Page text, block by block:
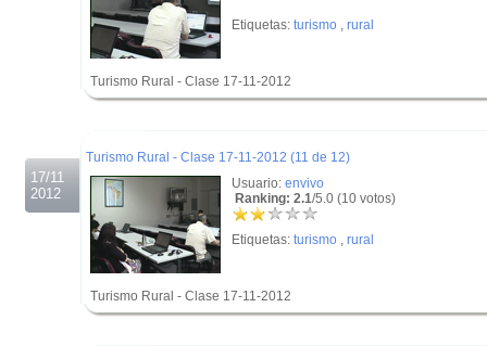
Etiquetas: turismo , rural
Turismo Rural - Clase 17-11-2012
17/11
2012
Turismo Rural - Clase 17-11-2012 (11 de 12)
Usuario: envivo
Ranking: 2.1/5.0 (10 votos)
Etiquetas: turismo , rural
Turismo Rural - Clase 17-11-2012